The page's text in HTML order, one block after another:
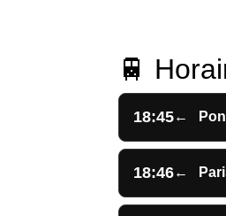
🚆
18:45←
18:46←